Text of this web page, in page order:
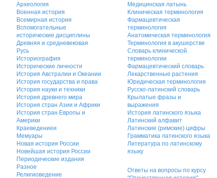
Археология
Военная история
Всемирная история
Вспомогательные
исторические дисциплины
Древняя и средневековая
Русь
Историография
Исторические личности
История Австралии и Океании
История государства и права
История науки и техники
История древнего мира
История стран Азии и Африки
История стран Европы и
Америки
Краеведениеи
Мемуары
Новая история России
Новейшая история России
Периодические издания
Разное
Религиоведение
Медицинская латынь
Клиническая терминология
Фармацевтическая
терминология
Анатомическая терминология
Терминология в акушерстве
Словарь клинической
терминологии
Фармацевтический словарь
Лекарственные растения
Юридическая терминология
Русско-латинский словарь
Крылатые фразы и
выражения
История латинского языка
Латинский алфавит
Латинские (римские) цифры
Грамматика латинского языка
Литература по латинскому
языку
Ответы на вопросы по курсу